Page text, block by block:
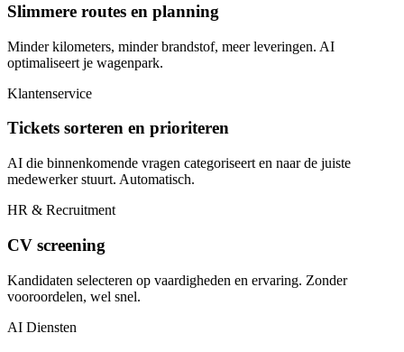
Slimmere routes en planning
Minder kilometers, minder brandstof, meer leveringen. AI
optimaliseert je wagenpark.
Klantenservice
Tickets sorteren en prioriteren
AI die binnenkomende vragen categoriseert en naar de juiste
medewerker stuurt. Automatisch.
HR & Recruitment
CV screening
Kandidaten selecteren op vaardigheden en ervaring. Zonder
vooroordelen, wel snel.
AI Diensten